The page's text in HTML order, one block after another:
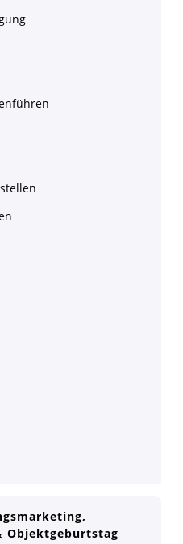
Objektgeburtstag